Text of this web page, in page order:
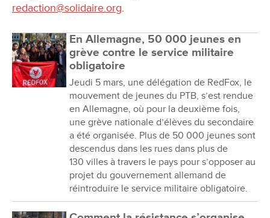
redaction@solidaire.org.
En Allemagne, 50 000 jeunes en
grève contre le service militaire
obligatoire
Jeudi 5 mars, une délégation de RedFox, le
mouvement de jeunes du PTB, s’est rendue
en Allemagne, où pour la deuxième fois,
une grève nationale d’élèves du secondaire
a été organisée. Plus de 50 000 jeunes sont
descendus dans les rues dans plus de
130 villes à travers le pays pour s’opposer au
projet du gouvernement allemand de
réintroduire le service militaire obligatoire.